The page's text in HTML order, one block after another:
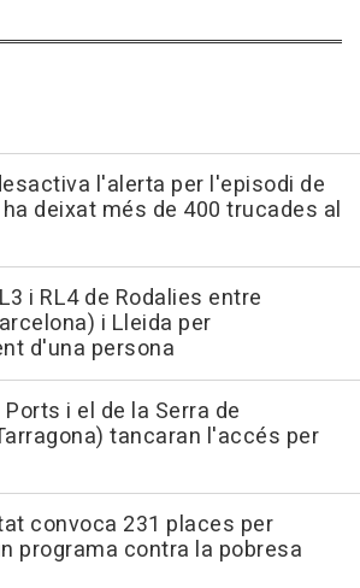
l'alerta per l'episodi de
deixat més de 400 trucades al
i RL4 de Rodalies entre
i Lleida per
d'una persona
i el de la Serra de
tancaran l'accés per
convoca 231 places per
programa contra la pobresa